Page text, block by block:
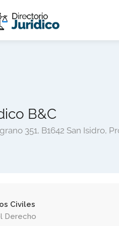
B&C
351, B1642 San Isidro,
Civiles
Derecho